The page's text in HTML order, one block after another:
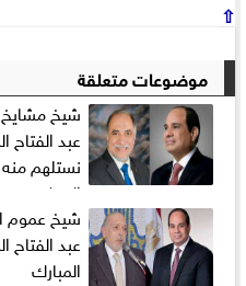
⇧
موضوعات متعلقة
شيخ مشايخ
عبد الفتاح
نستلهم
العمل
شيخ عموم
عبد
المبارك